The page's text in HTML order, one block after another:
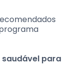
saudável para